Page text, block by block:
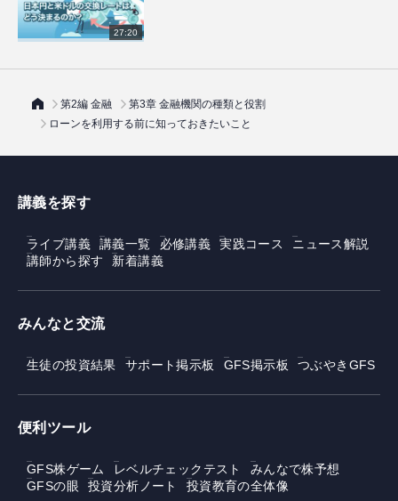
27:20
第2編 金融
第3章 金融機関の種類と役割
ローンを利用する前に知っておきたいこと
講義を探す
ライブ講義 講義一覧 必修講義 実践コース
ニュース解説
講師から探す
新着講義
みんなと交流
生徒の投資結果 サポート掲示板 GFS掲示板 つぶやきGFS
便利ツール
GFS株ゲーム レベルチェックテスト
みんなで株予想
GFSの眼
投資分析ノート 投資教育の全体像